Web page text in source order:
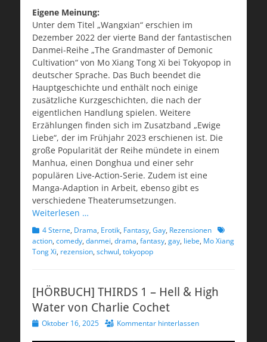
Eigene Meinung:
Unter dem Titel „Wangxian“ erschien im
Dezember 2022 der vierte Band der fantastischen
Danmei-Reihe „The Grandmaster of Demonic
Cultivation“ von Mo Xiang Tong Xi bei Tokyopop in
deutscher Sprache. Das Buch beendet die
Hauptgeschichte und enthält noch einige
zusätzliche Kurzgeschichten, die nach der
eigentlichen Handlung spielen. Weitere
Erzählungen finden sich im Zusatzband „Ewige
Liebe“, der im Frühjahr 2023 erschienen ist. Die
große Popularität der Reihe mündete in einem
Manhua, einen Donghua und einer sehr
populären Live-Action-Serie. Zudem ist eine
Manga-Adaption in Arbeit, ebenso gibt es
verschiedene Theaterumsetzungen.
Weiterlesen …
Kategorien
4 Sterne, Drama, Erotik, Fantasy, Gay, Rezensionen Schlagworte
action, comedy, danmei, drama, fantasy, gay, liebe, Mo Xiang
Tong Xi, rezension, schwul, tokyopop
[HÖRBUCH] THIRDS 1 – Hell & High
Water von Charlie Cochet
Veröffentlicht
Oktober 16, 2025 Kommentar hinterlassen